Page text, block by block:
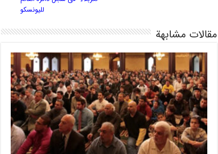
للیونسکو
مقالات مشابهة